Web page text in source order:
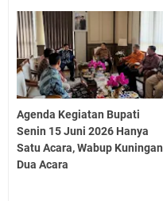
Agenda Kegiatan Bupati
Senin 15 Juni 2026 Hanya
Satu Acara, Wabup Kuningan
Dua Acara